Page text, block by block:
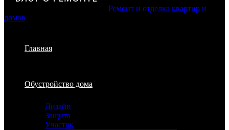
Ремонт и отделка квартир и
домов
Главная
Обустройство дома
Дизайн
Защита
Участок